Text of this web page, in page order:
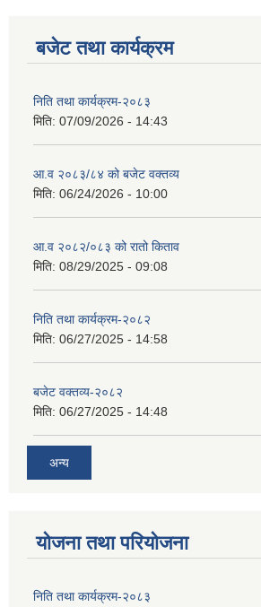
बजेट तथा कार्यक्रम
निति तथा कार्यक्रम-२०८३
मिति: 07/09/2026 - 14:43
आ.व २०८३/८४ को बजेट वक्तव्य
मिति: 06/24/2026 - 10:00
आ.व २०८२/०८३ को रातो किताव
मिति: 08/29/2025 - 09:08
निति तथा कार्यक्रम-२०८२
मिति: 06/27/2025 - 14:58
बजेट वक्तव्य-२०८२
मिति: 06/27/2025 - 14:48
अन्य
योजना तथा परियोजना
निति तथा कार्यक्रम-२०८३